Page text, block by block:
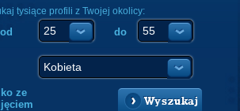
tysiące profili z Twojej okolicy:
do
ze
Wyszukaj